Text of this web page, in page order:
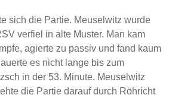
sich die Partie. Meuselwitz wurde
verfiel in alte Muster. Man kam
agierte zu passiv und fand kaum
es nicht lange bis zum
in der 53. Minute. Meuselwitz
die Partie darauf durch Röhricht